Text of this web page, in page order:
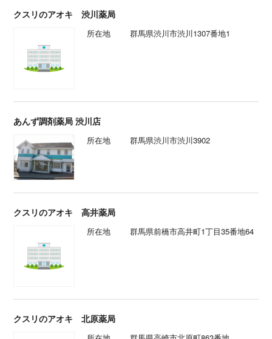
クスリのアオキ 渋川薬局
所在地 群馬県渋川市渋川1307番地1
あんず調剤薬局 渋川店
所在地 群馬県渋川市渋川3902
クスリのアオキ 高井薬局
所在地 群馬県前橋市高井町1丁目35番地64
クスリのアオキ 北原薬局